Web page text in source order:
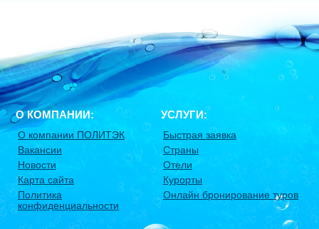
О КОМПАНИИ:
О компании ПОЛИТЭК
Вакансии
Новости
Карта сайта
Политика
конфиденциальности
УСЛУГИ:
Быстрая заявка
Страны
Отели
Курорты
Онлайн бронирование туров